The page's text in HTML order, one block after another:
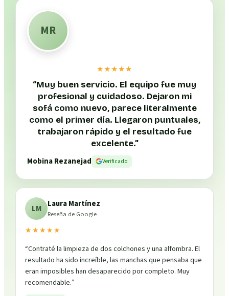
MR
★★★★★
“Muy buen servicio. El equipo fue muy
profesional y cuidadoso. Dejaron mi
sofá como nuevo, parece literalmente
como el primer día. Llegaron puntuales,
trabajaron rápido y el resultado fue
excelente.”
Mobina Rezanejad
Verificado
LM Laura Martínez
Reseña de Google
★★★★★
“Contraté la limpieza de dos colchones y una alfombra. El
resultado ha sido increíble, las manchas que pensaba que
eran imposibles han desaparecido por completo. Muy
recomendable.”